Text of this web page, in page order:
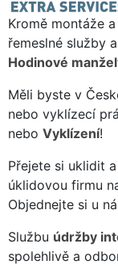
Kromě montáže
řemeslné služby
Hodinové
Měli byste v
nebo vyklízecí
nebo Vyklízení!
Přejete si uklidit
úklidovou firmu
Objednejte si u
Službu údržby
spolehlivě a